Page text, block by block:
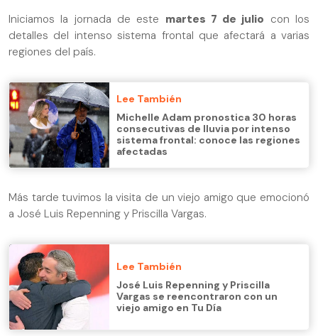
Iniciamos la jornada de este martes 7 de julio con los
detalles del intenso sistema frontal que afectará a varias
regiones del país.
Lee También
Michelle Adam pronostica 30 horas
consecutivas de lluvia por intenso
sistema frontal: conoce las regiones
afectadas
Más tarde tuvimos la visita de un viejo amigo que emocionó
a José Luis Repenning y Priscilla Vargas.
Lee También
José Luis Repenning y Priscilla
Vargas se reencontraron con un
viejo amigo en Tu Día